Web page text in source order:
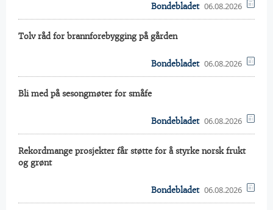
Bondebladet 06.08.2026
Tolv råd for brannforebygging på gården
Bondebladet 06.08.2026
Bli med på sesongmøter for småfe
Bondebladet 06.08.2026
Rekordmange prosjekter får støtte for å styrke norsk frukt
og grønt
Bondebladet 06.08.2026